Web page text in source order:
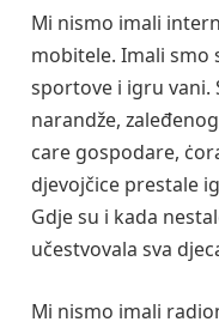
Mi nismo imali
mobitele. Imali smo
sportove i igru vani.
narandže,
care gospodare,
djevojčice prestale
Gdje su i kada
učestvovala sva
Mi nismo imali